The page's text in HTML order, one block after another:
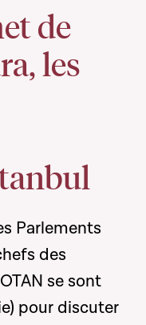
de
les
Parlements
des
se sont
pour discuter